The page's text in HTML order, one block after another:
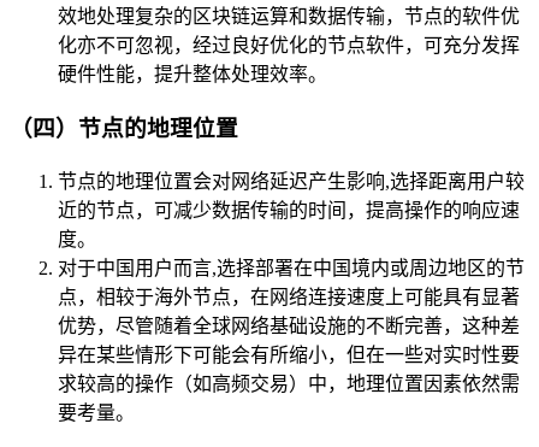
效地处理复杂的区块链运算和数据传输，节点的软件优
化亦不可忽视，经过良好优化的节点软件，可充分发挥
硬件性能，提升整体处理效率。
（四）节点的地理位置
节点的地理位置会对网络延迟产生影响,选择距离用户较
近的节点，可减少数据传输的时间，提高操作的响应速
度。
对于中国用户而言,选择部署在中国境内或周边地区的节
点，相较于海外节点，在网络连接速度上可能具有显著
优势，尽管随着全球网络基础设施的不断完善，这种差
异在某些情形下可能会有所缩小，但在一些对实时性要
求较高的操作（如高频交易）中，地理位置因素依然需
要考量。